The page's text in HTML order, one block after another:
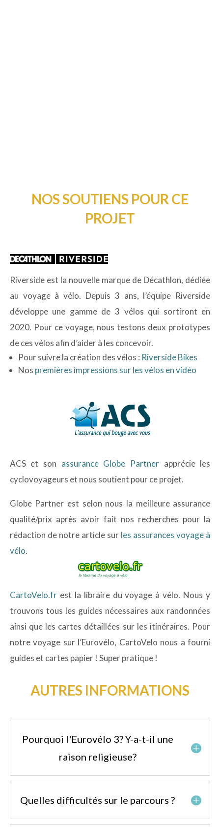
NOS SOUTIENS POUR CE
PROJET
Riverside est la nouvelle marque de Décathlon, dédiée
au voyage à vélo. Depuis 3 ans, l’équipe Riverside
développe une gamme de 3 vélos qui sortiront en
2020. Pour ce voyage, nous testons deux prototypes
de ces vélos afin d’aider à les concevoir.
Pour suivre la création des vélos : Riverside Bikes
Nos premières impressions sur les vélos en vidéo
ACS et son assurance Globe Partnerapprécie les
cyclovoyageurs et nous soutient pour ce projet.
Globe Partner est selon nous la meilleure assurance
qualité/prix après avoir fait nos recherches pour la
rédaction de notre article sur les assurances voyage à
vélo.
CartoVelo.frest la libraire du voyage à vélo. Nous y
trouvons tous les guides nécessaires aux randonnées
ainsi que les cartes détaillées sur les itinéraires. Pour
notre voyage sur l’Eurovélo, CartoVelo nous a fourni
guides et cartes papier ! Super pratique !
AUTRES INFORMATIONS
Pourquoi l'Eurovélo 3? Y-a-t-il une
raison religieuse?
Quelles difficultés sur le parcours ?